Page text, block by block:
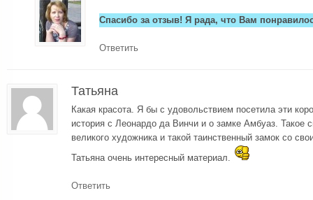
Спасибо за отзыв! Я рада, что Вам
Ответить
Татьяна
Какая красота. Я бы с удовольствием посетила эти
история с Леонардо да Винчи и о замке Амбуаз. Такое
великого художника и такой таинственный замок со
Татьяна очень интересный материал.
Ответить